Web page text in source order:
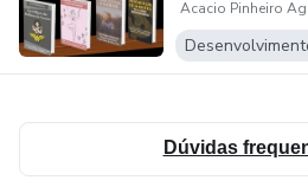
Sucesso)OS
PILARES DO...
Dúvidas